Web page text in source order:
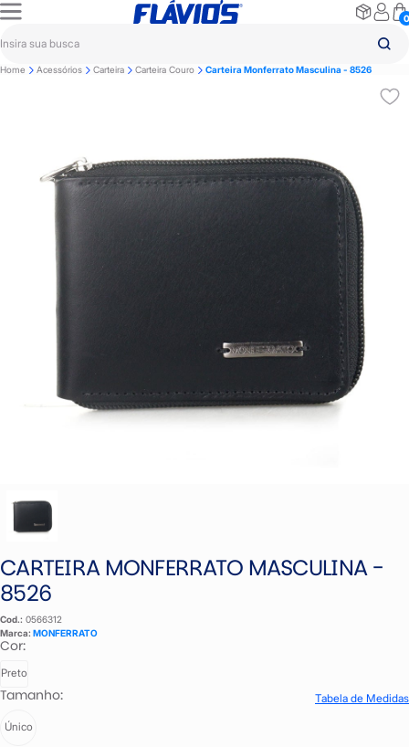
0
Home Acessórios Carteira Carteira Couro Carteira Monferrato Masculina - 8526
CARTEIRA MONFERRATO MASCULINA -
8526
Cod.: 0566312
Marca: MONFERRATO
Cor:
Preto
Tamanho: Tabela de Medidas
Único